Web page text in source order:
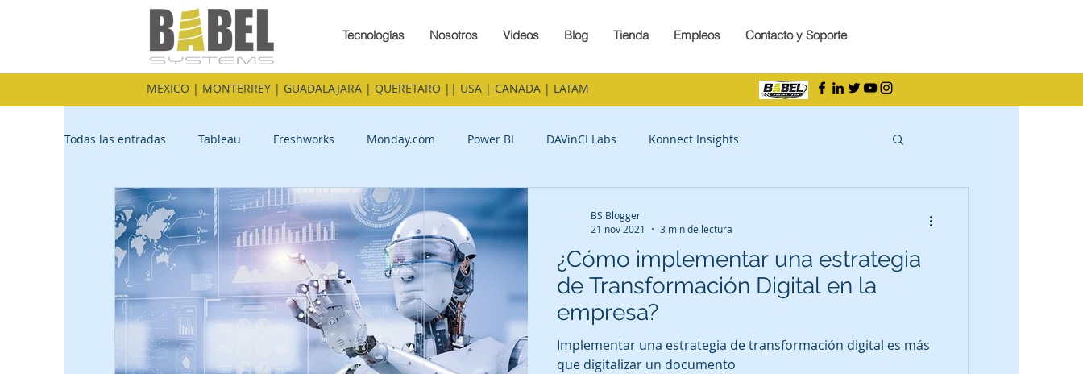
Tecnologías Nosotros Videos Blog Tienda Empleos Contacto y Soporte
MEXICO | MONTERREY | GUADALAJARA | QUERETARO || USA | CANADA | LATAM
Todas las entradas Tableau Freshworks Monday.com Power BI DAVinCI Labs Konnect Insights
¿Cómo implementar una estrategia
de Transformación Digital en la
empresa?
Implementar una estrategia de transformación digital es más
que digitalizar un documento
BS Blogger
21 nov 2021
3 min de lectura